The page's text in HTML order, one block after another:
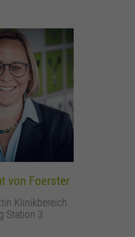
von Foerster
Klinikbereich
Station 3